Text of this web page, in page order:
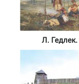
Л. Гедлек.